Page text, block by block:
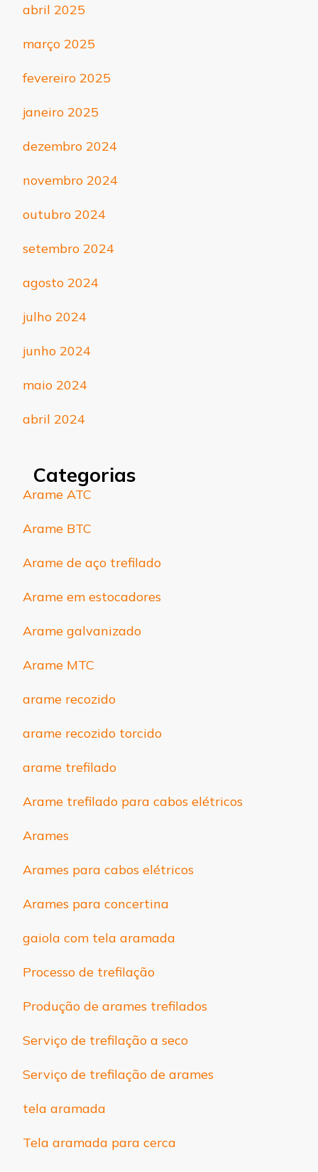
abril 2025
março 2025
fevereiro 2025
janeiro 2025
dezembro 2024
novembro 2024
outubro 2024
setembro 2024
agosto 2024
julho 2024
junho 2024
maio 2024
abril 2024
Categorias
Arame ATC
Arame BTC
Arame de aço trefilado
Arame em estocadores
Arame galvanizado
Arame MTC
arame recozido
arame recozido torcido
arame trefilado
Arame trefilado para cabos elétricos
Arames
Arames para cabos elétricos
Arames para concertina
gaiola com tela aramada
Processo de trefilação
Produção de arames trefilados
Serviço de trefilação a seco
Serviço de trefilação de arames
tela aramada
Tela aramada para cerca